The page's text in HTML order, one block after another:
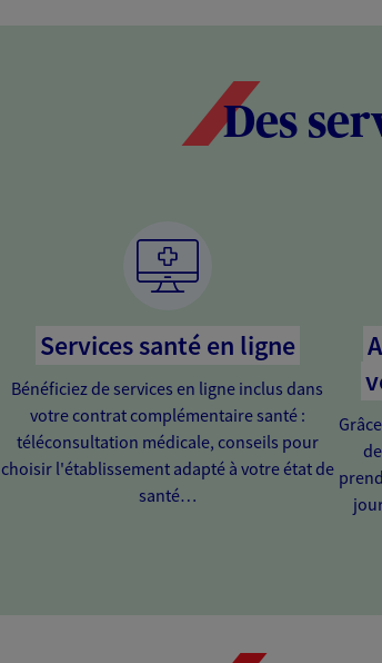
Des
Services santé en ligne
Bénéficiez de services en ligne inclus dans
votre contrat complémentaire santé :
téléconsultation médicale, conseils pour
choisir l'établissement adapté à votre état de
santé…